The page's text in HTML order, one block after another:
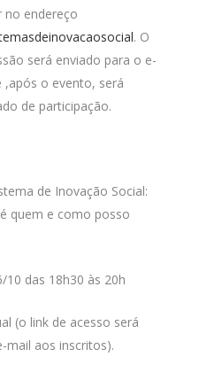
no endereço
. O
será enviado para o e-
,após o evento, será
de participação.
de Inovação Social:
quem e como posso
10 das 18h30 às 20h
(o link de acesso será
mail aos inscritos).